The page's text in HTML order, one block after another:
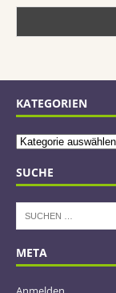
KATEGORIEN
SUCHE
META